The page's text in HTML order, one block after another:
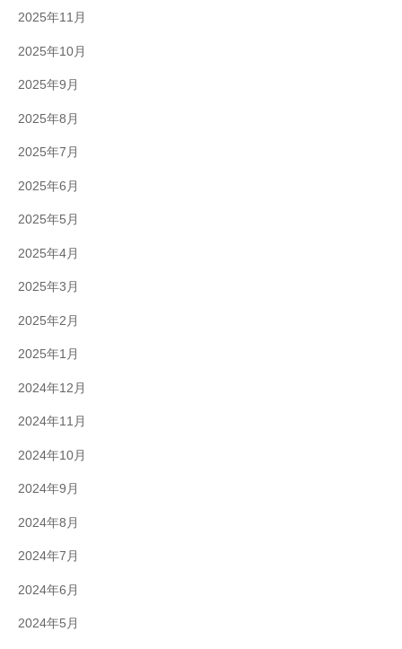
2025年11月
2025年10月
2025年9月
2025年8月
2025年7月
2025年6月
2025年5月
2025年4月
2025年3月
2025年2月
2025年1月
2024年12月
2024年11月
2024年10月
2024年9月
2024年8月
2024年7月
2024年6月
2024年5月